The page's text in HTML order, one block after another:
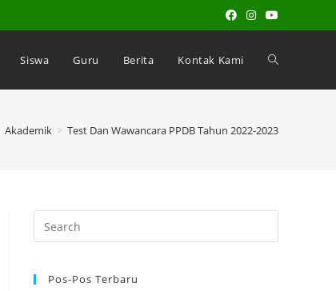
Siswa Guru Berita Kontak Kami
Akademik > Test Dan Wawancara PPDB Tahun 2022-2023
Pos-Pos Terbaru